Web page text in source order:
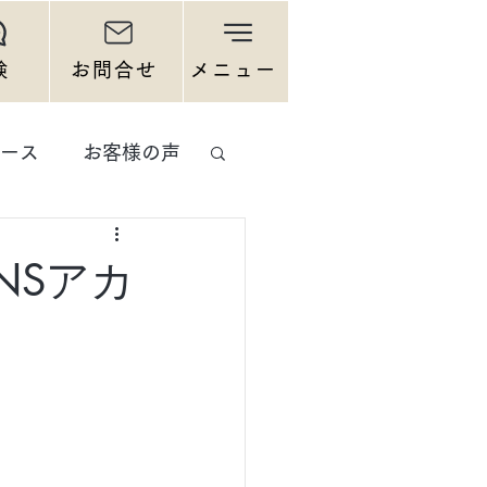
お問合せ メニュー
ス お客様の声
アカ